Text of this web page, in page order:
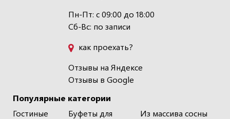
Популярные категории
Гостиные
Буфеты для
Из массива сосны
Пн-Пт: с 09:00 до 18:00
Сб-Вс: по записи
как проехать?
Отзывы на Яндексе
Отзывы в Google